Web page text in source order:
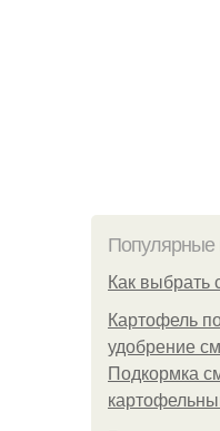
Популярные
Как выбрать
Картофель
удобрение
Подкормка